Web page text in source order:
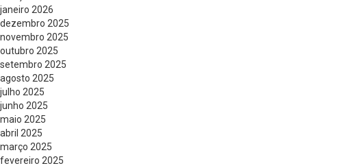
janeiro 2026
dezembro 2025
novembro 2025
outubro 2025
setembro 2025
agosto 2025
julho 2025
junho 2025
maio 2025
abril 2025
março 2025
fevereiro 2025